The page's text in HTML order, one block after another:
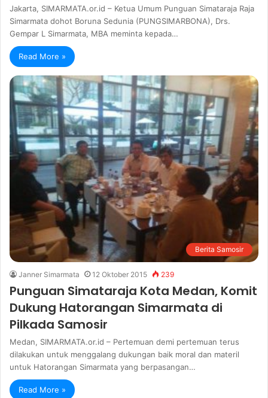
Jakarta, SIMARMATA.or.id – Ketua Umum Punguan Simataraja Raja
Simarmata dohot Boruna Sedunia (PUNGSIMARBONA), Drs.
Gempar L Simarmata, MBA meminta kepada…
Read More »
Berita Samosir
Janner Simarmata 12 Oktober 2015 239
Punguan Simataraja Kota Medan, Komit
Dukung Hatorangan Simarmata di
Pilkada Samosir
Medan, SIMARMATA.or.id – Pertemuan demi pertemuan terus
dilakukan untuk menggalang dukungan baik moral dan materil
untuk Hatorangan Simarmata yang berpasangan…
Read More »